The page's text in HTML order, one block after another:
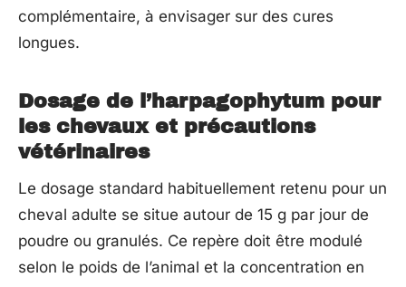
complémentaire, à envisager sur des cures
longues.
Dosage de l’harpagophytum pour
les chevaux et précautions
vétérinaires
Le dosage standard habituellement retenu pour un
cheval adulte se situe autour de 15 g par jour de
poudre ou granulés. Ce repère doit être modulé
selon le poids de l’animal et la concentration en